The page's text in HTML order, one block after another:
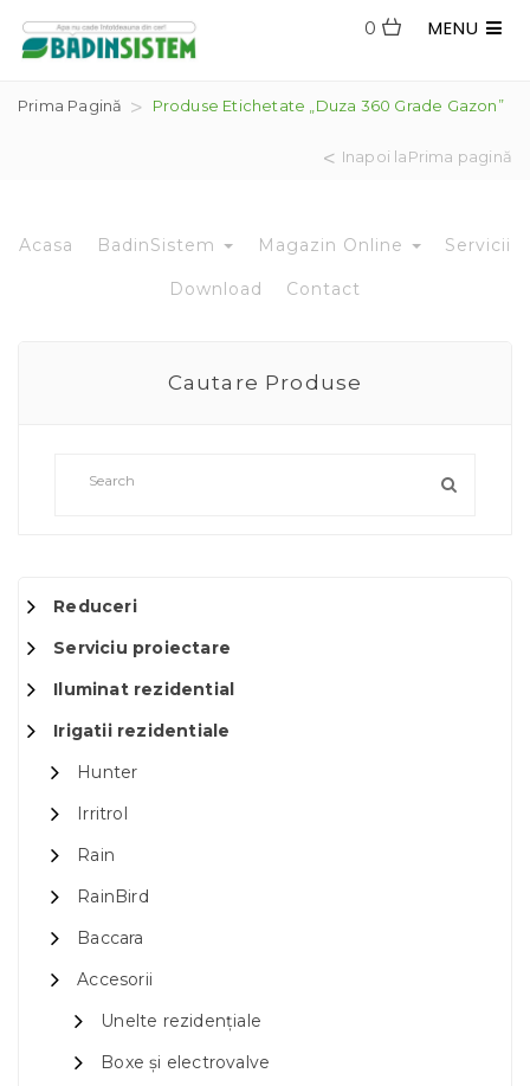
MENU
0
Prima Pagină Produse Etichetate „duza 360 Grade Gazon”
Inapoi laPrima pagină
Acasa BadinSistem Magazin Online Servicii
Download Contact
Cautare Produse
Reduceri
Serviciu proiectare
Iluminat rezidential
Irigatii rezidentiale
Hunter
Irritrol
Rain
RainBird
Baccara
Accesorii
Unelte rezidențiale
Boxe și electrovalve